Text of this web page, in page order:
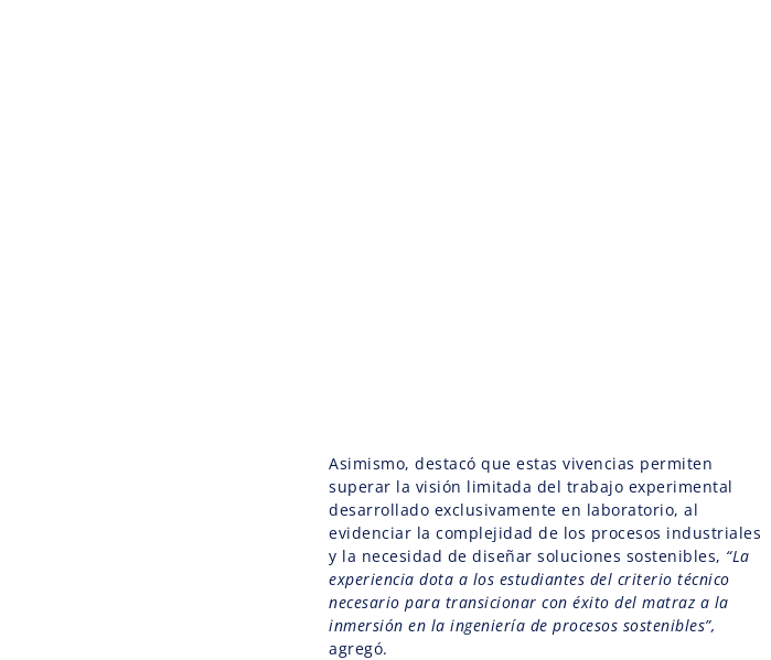
Asimismo, destacó que estas vivencias permiten
superar la visión limitada del trabajo experimental
desarrollado exclusivamente en laboratorio, al
evidenciar la complejidad de los procesos industriales
y la necesidad de diseñar soluciones sostenibles, “La
experiencia dota a los estudiantes del criterio técnico
necesario para transicionar con éxito del matraz a la
inmersión en la ingeniería de procesos sostenibles”,
agregó.